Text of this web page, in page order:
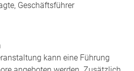
Geschäftsführer
kann eine Führung